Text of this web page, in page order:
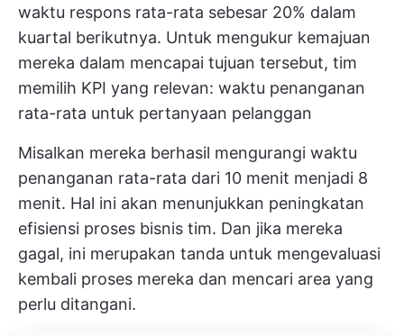
waktu respons rata-rata sebesar 20% dalam
kuartal berikutnya. Untuk mengukur kemajuan
mereka dalam mencapai tujuan tersebut, tim
memilih KPI yang relevan: waktu penanganan
rata-rata untuk pertanyaan pelanggan
Misalkan mereka berhasil mengurangi waktu
penanganan rata-rata dari 10 menit menjadi 8
menit. Hal ini akan menunjukkan peningkatan
efisiensi proses bisnis tim. Dan jika mereka
gagal, ini merupakan tanda untuk mengevaluasi
kembali proses mereka dan mencari area yang
perlu ditangani.